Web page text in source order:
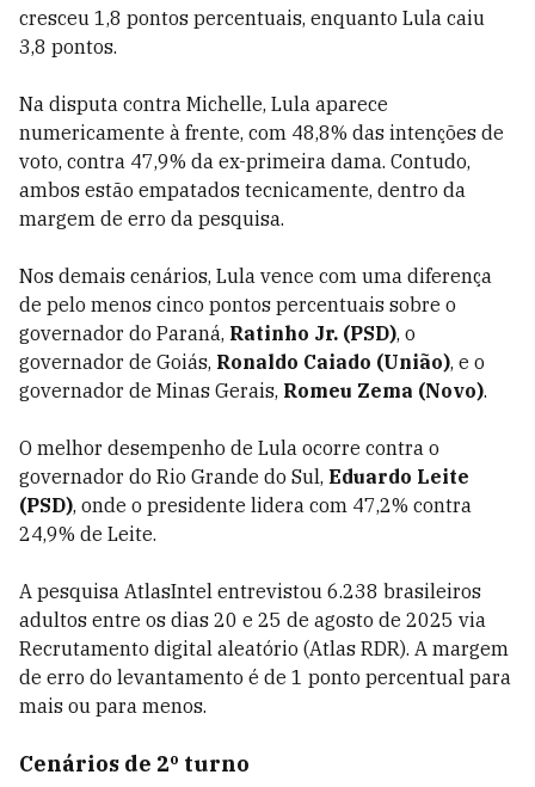
cresceu 1,8 pontos percentuais, enquanto Lula caiu
3,8 pontos.
Na disputa contra Michelle, Lula aparece
numericamente à frente, com 48,8% das intenções de
voto, contra 47,9% da ex-primeira dama. Contudo,
ambos estão empatados tecnicamente, dentro da
margem de erro da pesquisa.
Nos demais cenários, Lula vence com uma diferença
de pelo menos cinco pontos percentuais sobre o
governador do Paraná, Ratinho Jr. (PSD), o
governador de Goiás, Ronaldo Caiado (União), e o
governador de Minas Gerais, Romeu Zema (Novo).
O melhor desempenho de Lula ocorre contra o
governador do Rio Grande do Sul, Eduardo Leite
(PSD), onde o presidente lidera com 47,2% contra
24,9% de Leite.
A pesquisa AtlasIntel entrevistou 6.238 brasileiros
adultos entre os dias 20 e 25 de agosto de 2025 via
Recrutamento digital aleatório (Atlas RDR). A margem
de erro do levantamento é de 1 ponto percentual para
mais ou para menos.
Cenários de 2º turno